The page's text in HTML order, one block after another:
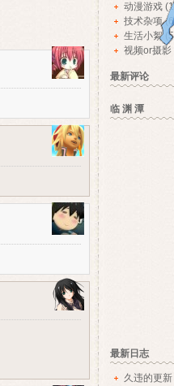
动漫游戏
技术杂项
生活小絮
视频or摄影
最新评论
临 渊 潭
最新日志
久违的更